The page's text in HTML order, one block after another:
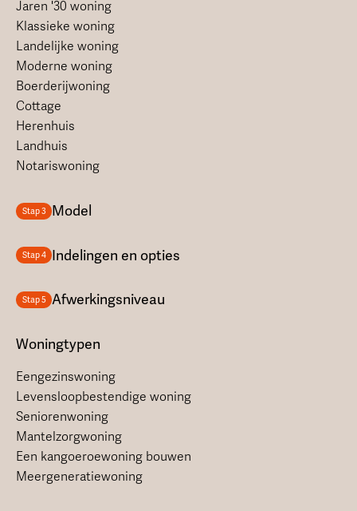
Jaren '30 woning
Klassieke woning
Landelijke woning
Moderne woning
Boerderijwoning
Cottage
Herenhuis
Landhuis
Notariswoning
Stap 3 Model
Stap 4 Indelingen en opties
Stap 5 Afwerkingsniveau
Woningtypen
Eengezinswoning
Levensloopbestendige woning
Seniorenwoning
Mantelzorgwoning
Een kangoeroewoning bouwen
Meergeneratiewoning